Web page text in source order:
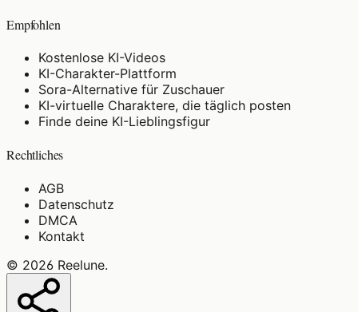
Empfohlen
Kostenlose KI-Videos
KI-Charakter-Plattform
Sora-Alternative für Zuschauer
KI-virtuelle Charaktere, die täglich posten
Finde deine KI-Lieblingsfigur
Rechtliches
AGB
Datenschutz
DMCA
Kontakt
© 2026 Reelune.